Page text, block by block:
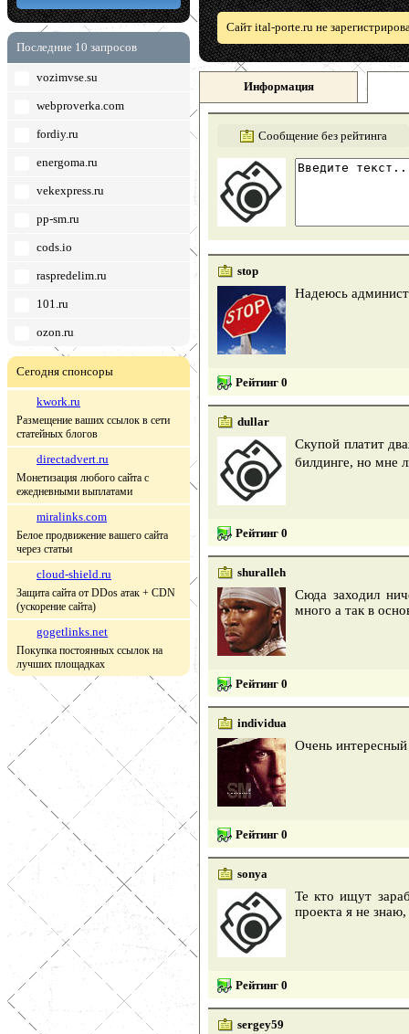
Последние 10 запросов
vozimvse.su
webproverka.com
fordiy.ru
energoma.ru
vekexpress.ru
pp-sm.ru
cods.io
raspredelim.ru
101.ru
ozon.ru
Сегодня спонсоры
kwork.ru
Размещение ваших ссылок в сети
статейных блогов
directadvert.ru
Монетизация любого сайта с
ежедневными выплатами
miralinks.com
Белое продвижение вашего сайта
через статьи
cloud-shield.ru
Защита сайта от DDos атак + CDN
(ускорение сайта)
gogetlinks.net
Покупка постоянных ссылок на
лучших площадках
Сайт ital-porte.ru не
Информация
Сообщение без рейтинга
stop
Надеюсь
Рейтинг 0
dullar
Скупой платит
билдинге, но мне
Рейтинг 0
shuralleh
Сюда заходил
много а так в
Рейтинг 0
individua
Очень
Рейтинг 0
sonya
Те кто ищут
проекта я не
Рейтинг 0
sergey59